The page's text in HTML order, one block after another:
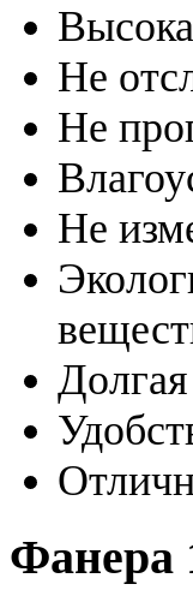
Не
Не
Не
Фанера